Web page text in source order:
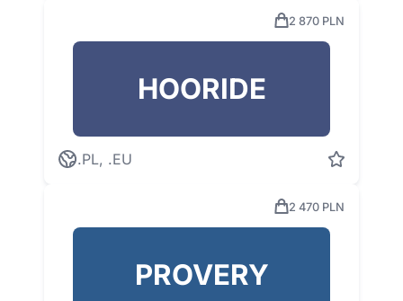
2 870 PLN
HOORIDE
.PL, .EU
2 470 PLN
PROVERY